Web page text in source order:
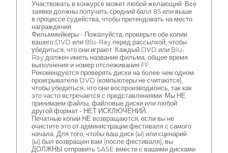
Участвовать в конкурсе может любой желающий. Все
заявки должны получить средний балл 85 или выше
в процессе судейства, чтобы претендовать на место
награждения.
Фильммейкеры - Пожалуйста, проверьте обе копии
вашего DVD или Blu-Ray перед рассылкой, чтобы
убедиться, что они играют. Каждый DVD или Blu-
Ray должен иметь название фильма, общее время
выполнения и номер отслеживания FF.
Рекомендуется проверять диски на более чем одном
проигрывателе DVD (компьютеры не считаются),
чтобы убедиться, что они воспроизводились, так как
это часто встречается с представлениями. Мы НЕ
принимаем файлы, файловые диски или любой
другой формат - НЕТ ИСКЛЮЧЕНИЙ.
Печатные копии НЕ возвращаются, если вы не
очистите это от администрации фестиваля с самого
начала. Для того, чтобы ваш диск (ы) или сценарий
(ы) был возвращен вам (после фестиваля), вы
ДОЛЖНЫ отправить SASE вместе с вашими дисками